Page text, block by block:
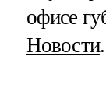
офисе
Новости.